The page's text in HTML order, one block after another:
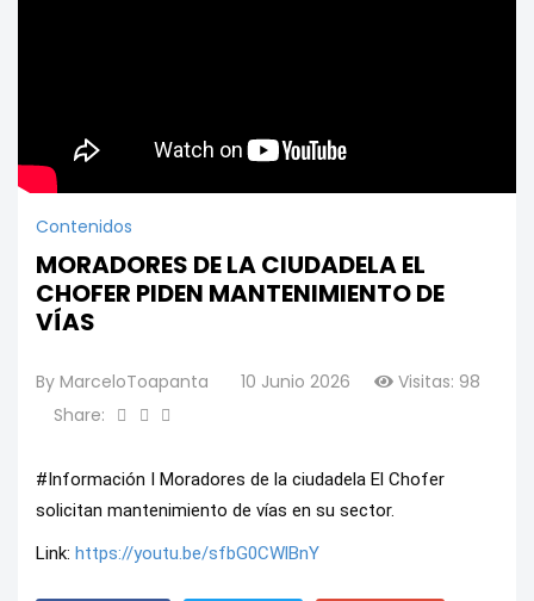
Contenidos
MORADORES DE LA CIUDADELA EL
CHOFER PIDEN MANTENIMIENTO DE
VÍAS
By MarceloToapanta 10 Junio 2026
Visitas: 98
Share:
#Información I Moradores de la ciudadela El Chofer
solicitan mantenimiento de vías en su sector.
Link: https://youtu.be/sfbG0CWlBnY